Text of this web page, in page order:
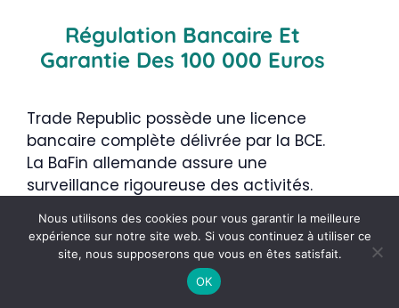
Régulation Bancaire Et
Garantie Des 100 000 Euros
Trade Republic possède une licence
bancaire complète délivrée par la BCE.
La BaFin allemande assure une
surveillance rigoureuse des activités.
utilisateurs inquiets. Nous apprécions
cette solidité institutionnelle.
garanties jusqu’à 100
Trade Republic
✓ Recommandé par InvestiMieux
Découvrir Trade Republic
Nous utilisons des cookies pour vous garantir la meilleure
expérience sur notre site web. Si vous continuez à utiliser ce
site, nous supposerons que vous en êtes satisfait.
OK